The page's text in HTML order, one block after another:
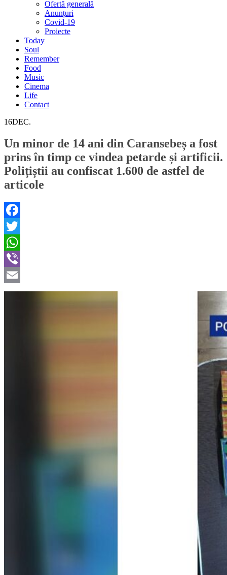
Ofertă generală
Anunțuri
Covid-19
Proiecte
Today
Soul
Remember
Food
Music
Cinema
Life
Contact
16DEC.
Un minor de 14 ani din Caransebeș a fost
prins în timp ce vindea petarde și artificii.
Polițiștii au confiscat 1.600 de astfel de
articole
Facebook
Twitter
WhatsApp
Viber
Email